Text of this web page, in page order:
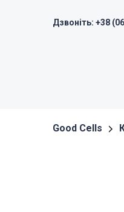
Дзвоніть: +38
Good Cells